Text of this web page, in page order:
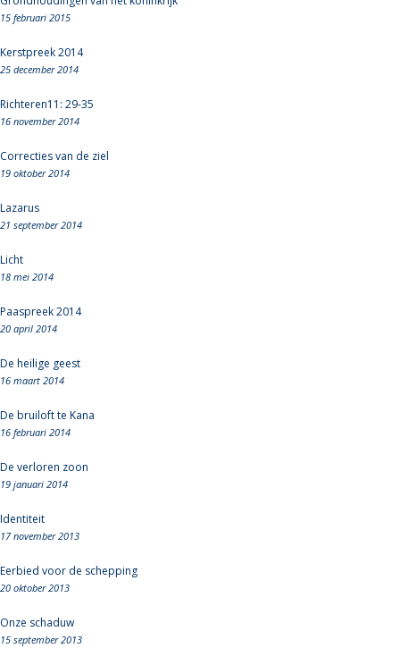
15 februari 2015
Kerstpreek 2014
25 december 2014
Richteren11: 29-35
16 november 2014
Correcties van de ziel
19 oktober 2014
Lazarus
21 september 2014
Licht
18 mei 2014
Paaspreek 2014
20 april 2014
De heilige geest
16 maart 2014
De bruiloft te Kana
16 februari 2014
De verloren zoon
19 januari 2014
Identiteit
17 november 2013
Eerbied voor de schepping
20 oktober 2013
Onze schaduw
15 september 2013